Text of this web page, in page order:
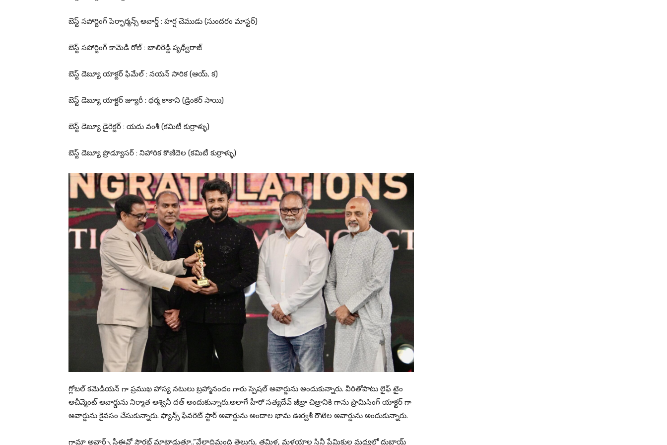
బెస్ట్ సపోర్టింగ్ పెర్ఫార్మన్స్ అవార్డ్ : హర్ష చెముడు (సుందరం మాస్టర్)
బెస్ట్ సపోర్టింగ్ కామెడీ రోల్ : బాలిరెడ్డి పృథ్వీరాజ్
బెస్ట్ డెబ్యూ యాక్టర్ ఫిమేల్ : నయన్ సారిక (ఆయ్, క)
బెస్ట్ డెబ్యూ యాక్టర్ జ్యూరీ : ధర్మ కాకాని (డ్రింకర్ సాయి)
బెస్ట్ డెబ్యూ డైరెక్టర్ : యదు వంశీ (కమిటీ కుర్రాళ్ళు)
బెస్ట్ డెబ్యూ ప్రొడ్యూసర్ : నిహారిక కొణిదెల (కమిటీ కుర్రాళ్ళు)
గ్లోబల్ కమెడియన్ గా ప్రముఖ హాస్య నటులు బ్రహ్మానందం గారు స్పెషల్ అవార్డును అందుకున్నారు. వీరితోపాటు లైఫ్ టైం
అచీవ్మెంట్ అవార్డును నిర్మాత అశ్వినీ దత్ అందుకున్నారు.అలాగే హీరో సత్యదేవ్ జీబ్రా చిత్రానికి గాను ప్రామిసింగ్ యాక్టర్ గా
అవార్డును కైవసం చేసుకున్నారు. ఫ్యాన్స్ ఫేవరెట్ స్టార్ అవార్డును అందాల భామ ఊర్వశీ రౌటెల అవార్డును అందుకున్నారు.
గామా అవార్డ్స్ సీఈవో సౌరభ్ మాట్లాడుతూ..”వేలాదిమంది తెలుగు, తమిళ, మళయాల సినీ ప్రేమికుల మధ్యలో దుబాయ్